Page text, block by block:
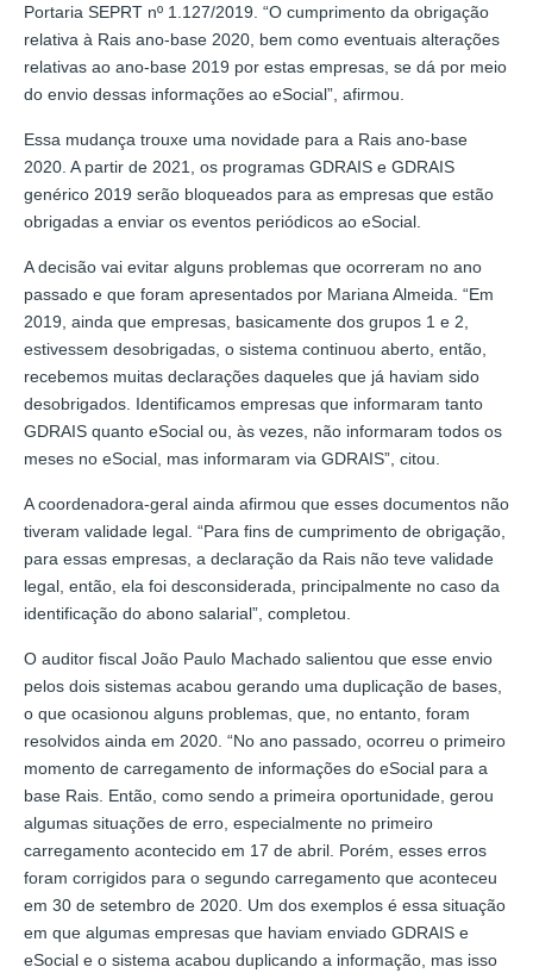
Portaria SEPRT nº 1.127/2019. “O cumprimento da obrigação
relativa à Rais ano-base 2020, bem como eventuais alterações
relativas ao ano-base 2019 por estas empresas, se dá por meio
do envio dessas informações ao eSocial”, afirmou.
Essa mudança trouxe uma novidade para a Rais ano-base
2020. A partir de 2021, os programas GDRAIS e GDRAIS
genérico 2019 serão bloqueados para as empresas que estão
obrigadas a enviar os eventos periódicos ao eSocial.
A decisão vai evitar alguns problemas que ocorreram no ano
passado e que foram apresentados por Mariana Almeida. “Em
2019, ainda que empresas, basicamente dos grupos 1 e 2,
estivessem desobrigadas, o sistema continuou aberto, então,
recebemos muitas declarações daqueles que já haviam sido
desobrigados. Identificamos empresas que informaram tanto
GDRAIS quanto eSocial ou, às vezes, não informaram todos os
meses no eSocial, mas informaram via GDRAIS”, citou.
A coordenadora-geral ainda afirmou que esses documentos não
tiveram validade legal. “Para fins de cumprimento de obrigação,
para essas empresas, a declaração da Rais não teve validade
legal, então, ela foi desconsiderada, principalmente no caso da
identificação do abono salarial”, completou.
O auditor fiscal João Paulo Machado salientou que esse envio
pelos dois sistemas acabou gerando uma duplicação de bases,
o que ocasionou alguns problemas, que, no entanto, foram
resolvidos ainda em 2020. “No ano passado, ocorreu o primeiro
momento de carregamento de informações do eSocial para a
base Rais. Então, como sendo a primeira oportunidade, gerou
algumas situações de erro, especialmente no primeiro
carregamento acontecido em 17 de abril. Porém, esses erros
foram corrigidos para o segundo carregamento que aconteceu
em 30 de setembro de 2020. Um dos exemplos é essa situação
em que algumas empresas que haviam enviado GDRAIS e
eSocial e o sistema acabou duplicando a informação, mas isso